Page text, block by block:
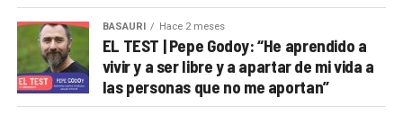
BASAURI Hace 2 meses
EL TEST | Pepe Godoy: “He aprendido a
vivir y a ser libre y a apartar de mi vida a
las personas que no me aportan”